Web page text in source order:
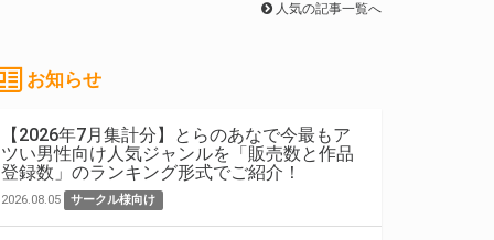
人気の記事一覧へ
お知らせ
【2026年7月集計分】とらのあなで今最もア
ツい男性向け人気ジャンルを「販売数と作品
登録数」のランキング形式でご紹介！
2026.08.05 サークル様向け